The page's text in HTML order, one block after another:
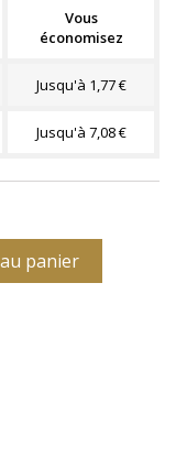
Vous
économisez
Jusqu'à 1,77 €
Jusqu'à 7,08 €
panier